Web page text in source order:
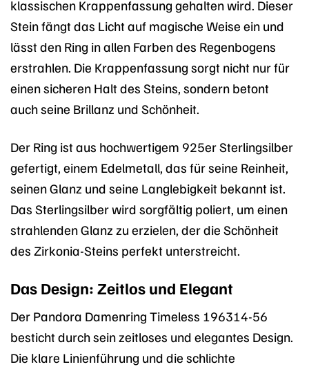
klassischen Krappenfassung gehalten wird. Dieser
Stein fängt das Licht auf magische Weise ein und
lässt den Ring in allen Farben des Regenbogens
erstrahlen. Die Krappenfassung sorgt nicht nur für
einen sicheren Halt des Steins, sondern betont
auch seine Brillanz und Schönheit.
Der Ring ist aus hochwertigem 925er Sterlingsilber
gefertigt, einem Edelmetall, das für seine Reinheit,
seinen Glanz und seine Langlebigkeit bekannt ist.
Das Sterlingsilber wird sorgfältig poliert, um einen
strahlenden Glanz zu erzielen, der die Schönheit
des Zirkonia-Steins perfekt unterstreicht.
Das Design: Zeitlos und Elegant
Der Pandora Damenring Timeless 196314-56
besticht durch sein zeitloses und elegantes Design.
Die klare Linienführung und die schlichte